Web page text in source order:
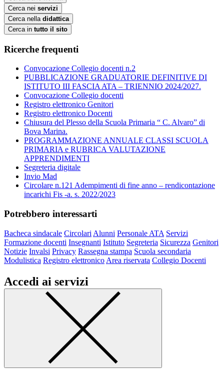
Cerca nei servizi
Cerca nella didattica
Cerca in tutto il sito
Ricerche frequenti
Convocazione Collegio docenti n.2
PUBBLICAZIONE GRADUATORIE DEFINITIVE DI
ISTITUTO III FASCIA ATA – TRIENNIO 2024/2027.
Convocazione Collegio docenti
Registro elettronico Genitori
Registro elettronico Docenti
Chiusura del Plesso della Scuola Primaria “ C. Alvaro” di
Bova Marina.
PROGRAMMAZIONE ANNUALE CLASSI SCUOLA
PRIMARIA e RUBRICA VALUTAZIONE
APPRENDIMENTI
Segreteria digitale
Invio Mad
Circolare n.121 Adempimenti di fine anno – rendicontazione
incarichi Fis -a. s. 2022/2023
Potrebbero interessarti
Bacheca sindacale Circolari Alunni Personale ATA Servizi
Formazione docenti Insegnanti Istituto Segreteria Sicurezza Genitori
Notizie Invalsi Privacy Rassegna stampa Scuola secondaria
Modulistica Registro elettronico Area riservata Collegio Docenti
Accedi ai servizi